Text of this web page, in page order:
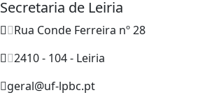
Secretaria de Leiria
Rua Conde Ferreira nº 28
2410 - 104 - Leiria
geral@uf-lpbc.pt